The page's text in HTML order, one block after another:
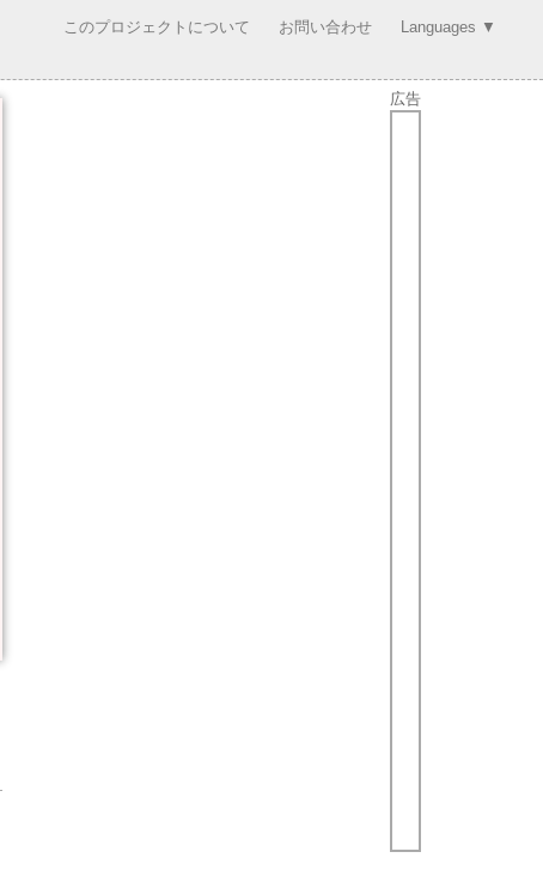
このプロジェクトについて お問い合わせ Languages ▼
広告